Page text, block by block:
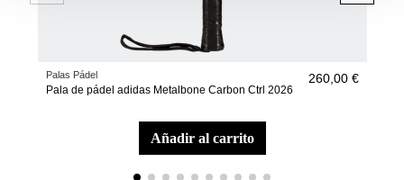
Palas Pádel
Pala de pádel adidas Metalbone Carbon Ctrl 2026
260,00 €
añadir al carrito